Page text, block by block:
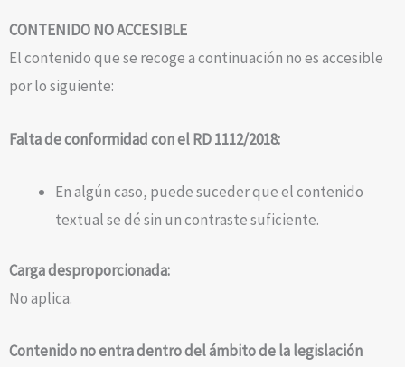
CONTENIDO NO ACCESIBLE
El contenido que se recoge a continuación no es accesible
por lo siguiente:
Falta de conformidad con el RD 1112/2018:
En algún caso, puede suceder que el contenido
textual se dé sin un contraste suficiente.
Carga desproporcionada:
No aplica.
Contenido no entra dentro del ámbito de la legislación